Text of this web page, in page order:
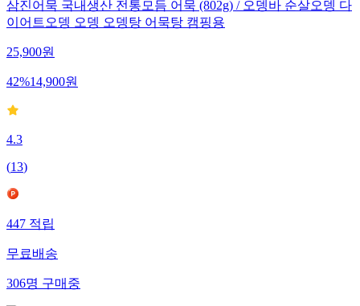
삼진어묵 국내생산 전통모듬 어묵 (802g) / 오뎅바 순살오뎅 다
이어트오뎅 오뎅 오뎅탕 어묵탕 캠핑용
25,900원
42%14,900원
4.3
(13)
447적립
무료배송
306명구매중